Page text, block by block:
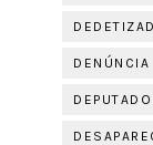
DENÚNCIA